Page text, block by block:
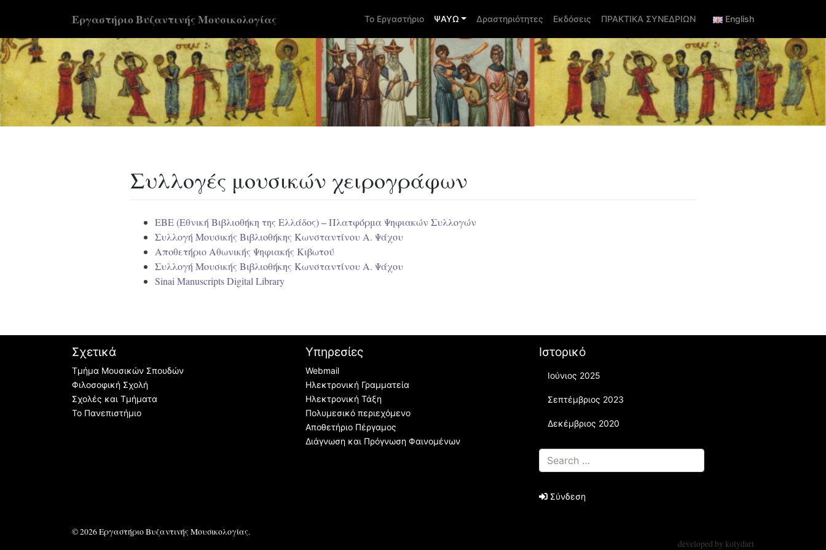
content
Εργαστήριο Βυζαντινής Μουσικολογίας Το Εργαστήριο ΨΑΥΩ Δραστηριότητες Εκδόσεις ΠΡΑΚΤΙΚΑ ΣΥΝΕΔΡΙΩΝ English
Συλλογές μουσικών χειρογράφων
ΕΒΕ (Εθνική Βιβλιοθήκη της Ελλάδος)–Πλατφόρμα Ψηφιακών Συλλογών
Συλλογή Μουσικής Βιβλιοθήκης Kωνσταντίνου A. Ψάχου
Αποθετήριο Αθωνικής Ψηφιακής Κιβωτού
Συλλογή Μουσικής Βιβλιοθήκης Kωνσταντίνου A. Ψάχου
Sinai Manuscripts Digital Library
Σχετικά
Τμήμα Μουσικών Σπουδών
Φιλοσοφική Σχολή
Σχολές και Τμήματα
Το Πανεπιστήμιο
Υπηρεσίες
Webmail
Ηλεκτρονική Γραμματεία
Ηλεκτρονική Τάξη
Πολυμεσικό περιεχόμενο
Αποθετήριο Πέργαμος
Διάγνωση και Πρόγνωση Φαινομένων
Ιστορικό
Ιούνιος 2025
Σεπτέμβριος 2023
Δεκέμβριος 2020
Σύνδεση
© 2026Εργαστήριο Βυζαντινής Μουσικολογίας.
developed by kolydart